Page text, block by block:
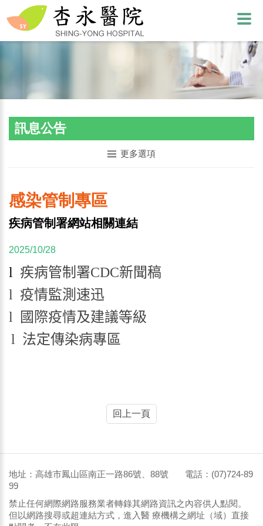
訊息公告
更多選項
感染管制專區
疾病管制署網站相關連結
2025/10/28
l 疾病管制署CDC新聞稿
l 疫情監測速迅
l
國際疫情及建議等級
l 法定傳染病專區
回上一頁
地址：高雄市鳳山區南正一路86號、88號 電話：(07)724-89
99
禁止任何網際網路服務業者轉錄其網路資訊之內容供人點閱。
但以網路搜尋或超連結方式，進入醫 療機構之網址（域）直接